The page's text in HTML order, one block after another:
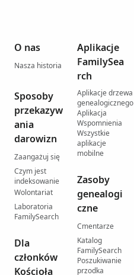
O nas
Nasza historia
Sposoby
przekazyw
ania
darowizn
Zaangażuj się
Czym jest
indeksowanie
Wolontariat
Laboratoria
FamilySearch
Dla
członków
Kościoła
Aplikacje
FamilySea
rch
Aplikacje drzewa
genealogicznego
Aplikacja
Wspomnienia
Wszystkie
aplikacje
mobilne
Zasoby
genealogi
czne
Cmentarze
Katalog
FamilySearch
Poszukiwanie
przodka